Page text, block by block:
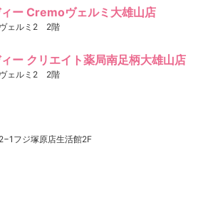
ー Cremoヴェルミ大雄山店
ェルミ2 2階
ー クリエイト薬局南足柄大雄山店
ェルミ2 2階
フジ塚原店生活館2F